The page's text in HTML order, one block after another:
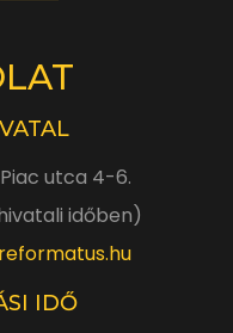
utca 4-6.
időben)
IDŐ